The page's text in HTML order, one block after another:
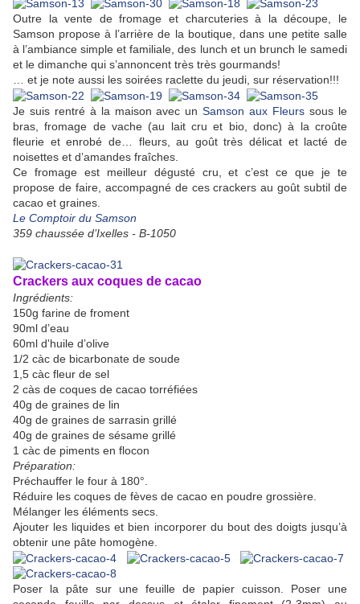
Outre la vente de fromage et charcuteries à la découpe, le
Samson propose à l’arrière de la boutique, dans une petite salle
à l’ambiance simple et familiale, des lunch et un brunch le samedi
et le dimanche qui s’annoncent très très gourmands!
… et je note aussi les soirées raclette du jeudi, sur réservation!!!
Je suis rentré à la maison avec unSamson aux Fleurs sous le
bras, fromage de vache (au lait cru et bio, donc) à la croûte
fleurie et enrobé de… fleurs, au goût très délicat et lacté de
noisettes et d’amandes fraîches.
Ce fromage est meilleur dégusté cru, et c’est ce que je te
propose de faire, accompagné de ces crackers au goût subtil de
cacao et graines.
Le Comptoir du Samson
359 chaussée d’Ixelles - B-1050
Crackers aux coques de cacao
Ingrédients:
150g farine de froment
90ml d’eau
60ml d'huile d’olive
1/2 càc de bicarbonate de soude
1,5 càc fleur de sel
2 càs de coques de cacao torréfiées
40g de graines de lin
40g de graines de sarrasin grillé
40g de graines de sésame grillé
1 càc de piments en flocon
Préparation:
Préchauffer le four à 180°.
Réduire les coques de fèves de cacao en poudre grossière.
Mélanger les éléments secs.
Ajouter les liquides et bien incorporer du bout des doigts jusqu’à
obtenir une pâte homogène.
Poser la pâte sur une feuille de papier cuisson. Poser une